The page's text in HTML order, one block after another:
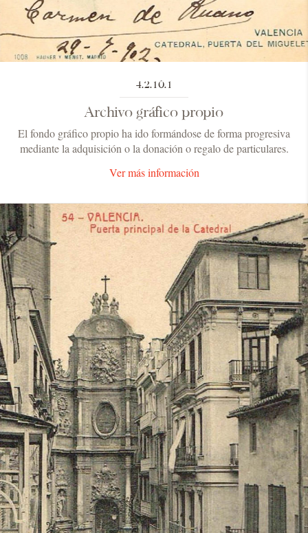
4.2.10.1
Archivo gráfico propio
El fondo gráfico propio ha ido formándose de forma progresiva
mediante la adquisición o la donación o regalo de particulares.
Ver más información